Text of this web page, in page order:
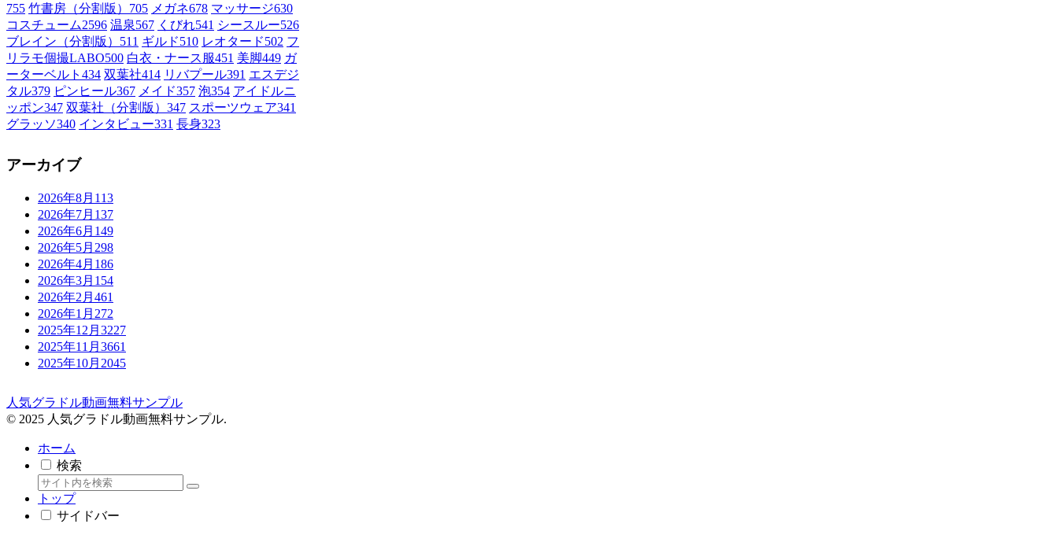
755 竹書房（分割版） 705 メガネ678 マッサージ630
コスチューム2596 温泉567 くびれ541 シースルー526
ブレイン（分割版） 511 ギルド510 レオタード502 フ
リラモ個撮LABO500 白衣・ナース服451 美脚449 ガ
ーターベルト 434 双葉社414 リバプール391 エスデジ
タル379 ピンヒール367 メイド357 泡354 アイドルニ
ッポン347 双葉社（分割版） 347 スポーツウェア341
グラッソ340 インタビュー331 長身323
アーカイブ
2026年8月 113
2026年7月 137
2026年6月 149
2026年5月 298
2026年4月 186
2026年3月 154
2026年2月 461
2026年1月 272
2025年12月 3227
2025年11月 3661
2025年10月 2045
人気グラドル動画無料サンプル
© 2025 人気グラドル動画無料サンプル.
ホーム
検索
トップ
サイドバー